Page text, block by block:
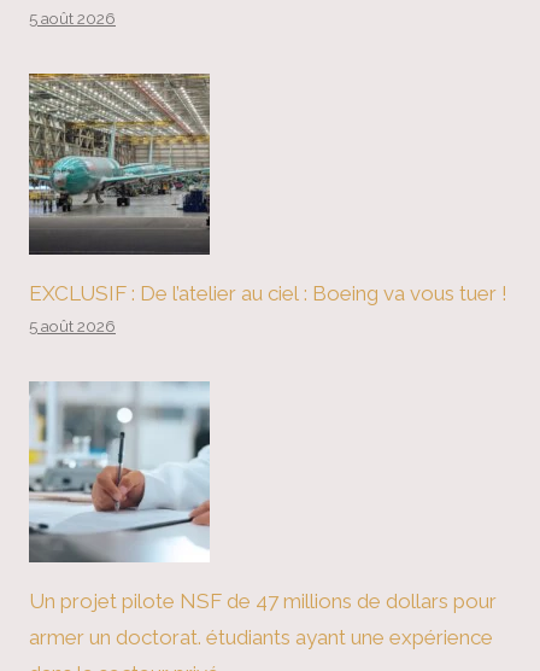
5 août 2026
EXCLUSIF : De l’atelier au ciel : Boeing va vous tuer !
5 août 2026
Un projet pilote NSF de 47 millions de dollars pour
armer un doctorat. étudiants ayant une expérience